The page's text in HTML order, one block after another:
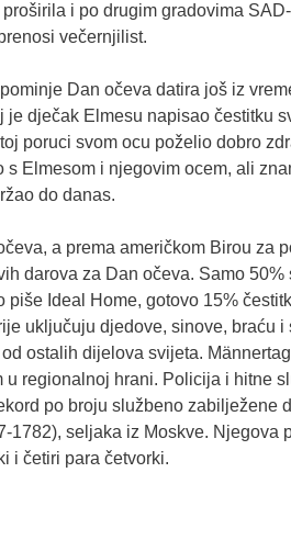
i po drugim gradovima
večernjilist.
Dan očeva datira još iz
je dječak Elmesu napisao čestitku
poruci svom ocu poželio dobro
Elmesom i njegovim ocem, ali
do danas.
a prema američkom Birou za
darova za Dan očeva. Samo 50%
piše Ideal Home, gotovo 15%
uključuju djedove, sinove, braću i
ostalih dijelova svijeta.
regionalnoj hrani. Policija i hitne
po broju službeno zabilježene
1782), seljaka iz Moskve. Njegova
i četiri para četvorki.